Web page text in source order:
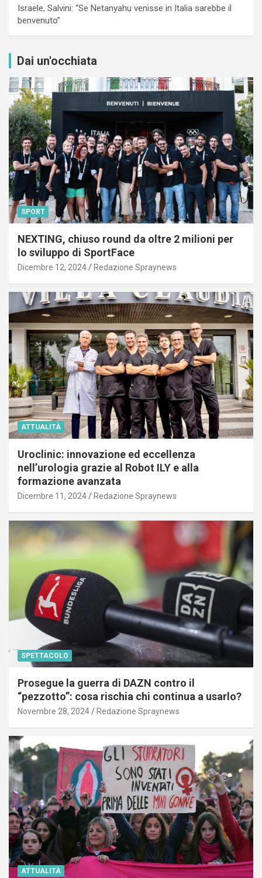
Israele, Salvini: “Se Netanyahu venisse in Italia sarebbe il
benvenuto”
Dai un'occhiata
SPORT
NEXTING, chiuso round da oltre 2 milioni per
lo sviluppo di SportFace
Dicembre 12, 2024 Redazione Spraynews
ATTUALITÀ
Uroclinic: innovazione ed eccellenza
nell’urologia grazie al Robot ILY e alla
formazione avanzata
Dicembre 11, 2024 Redazione Spraynews
SPETTACOLO
Prosegue la guerra di DAZN contro il
“pezzotto”: cosa rischia chi continua a usarlo?
Novembre 28, 2024 Redazione Spraynews
ATTUALITÀ